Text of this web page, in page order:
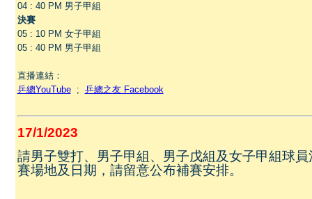
04 : 40 PM 男子甲組
決賽
05 : 10 PM 女子甲組
05 : 40 PM 男子甲組
直播連結：
乒總YouTube; 乒總之友 Facebook
17/1/2023
請男子雙打、男子甲組、男子戊組及女子甲組球
賽場地及日期，請留意公布補賽安排。